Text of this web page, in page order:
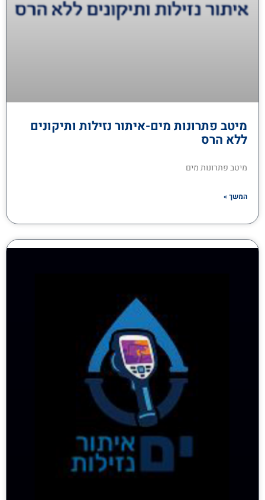
מיטב פתרונות מים-איתור נזילות ותיקונים
ללא הרס
מיטב פתרונות מים
המשך »